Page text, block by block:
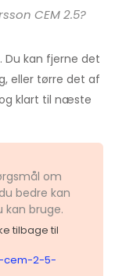
CEM 2.5?
kan fjerne det
eller tørre det af
klart til næste
om
bedre kan
kan bruge.
tilbage til
cem-2-5-